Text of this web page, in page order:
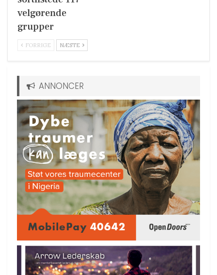
velgørende
grupper
FORRIGE NÆSTE
ANNONCER